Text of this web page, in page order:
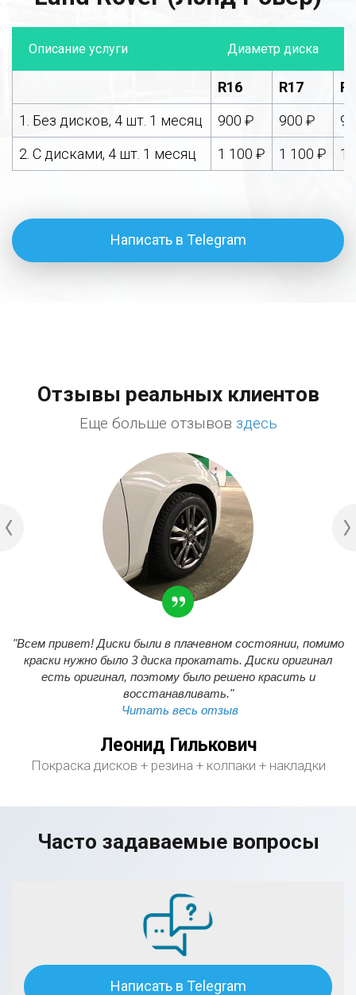
Описание услуги Диаметр диска
R16 R17
1. Без дисков, 4 шт. 1 месяц
900 ₽ 900 ₽
2. С дисками, 4 шт. 1 месяц
1 100 ₽ 1 100 ₽ 1
Написать в Telegram
Отзывы реальных клиентов
Еще больше отзывов здесь
"Всем привет! Диски были в плачевном состоянии, помимо
краски нужно было 3 диска прокатать. Диски оригинал
есть оригинал, поэтому было решено красить и
восстанавливать."
Читать весь отзыв
Леонид Гилькович
Покраска дисков + резина + колпаки + накладки
Часто задаваемые вопросы
Написать в Telegram